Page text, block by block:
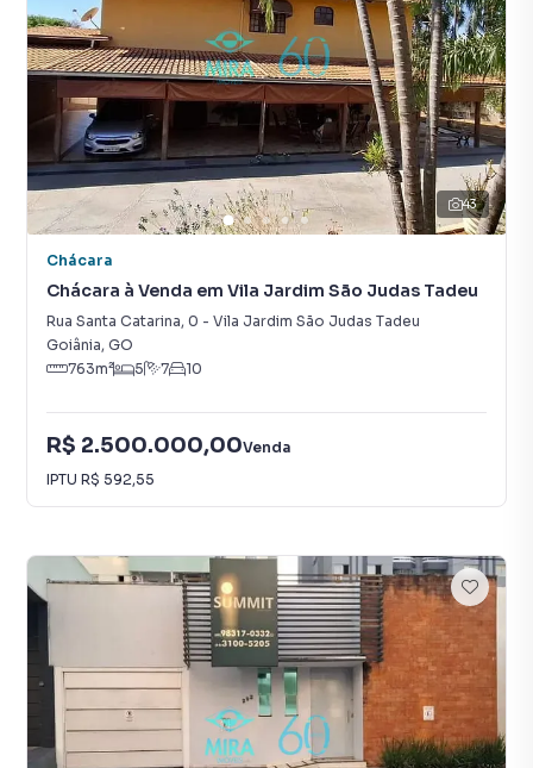
43
Chácara
Chácara à Venda em Vila Jardim São Judas Tadeu
Rua Santa Catarina, 0 - Vila Jardim São Judas Tadeu
Goiânia, GO
763m² 5 7 10
R$ 2.500.000,00Venda
IPTU R$ 592,55